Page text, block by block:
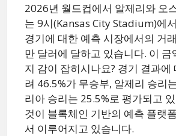
2026년 월드컵에서 알제리와 오
는 9시(Kansas City Stadium)에
경기에 대한 예측 시장에서의 거
만 달러에 달하고 있습니다. 이 금
지 감이 잡히시나요? 경기 결과에
려 46.5%가 무승부, 알제리 승리
리아 승리는 25.5%로 평가되고
것이 블록체인 기반의 예측 플랫
서 이루어지고 있습니다.